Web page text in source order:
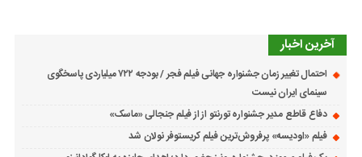
آخرین اخبار
احتمال تغییر زمان جشنواره جهانی فیلم فجر / بودجه ۷۲۲ میلیاردی پاسخگوی
سینمای ایران نیست
دفاع قاطع مدیر جشنواره تورنتو از از فیلم جنجالی «ماسک»
فیلم «اودیسه» پرفروش‌ترین فیلم کریستوفر نولان شد